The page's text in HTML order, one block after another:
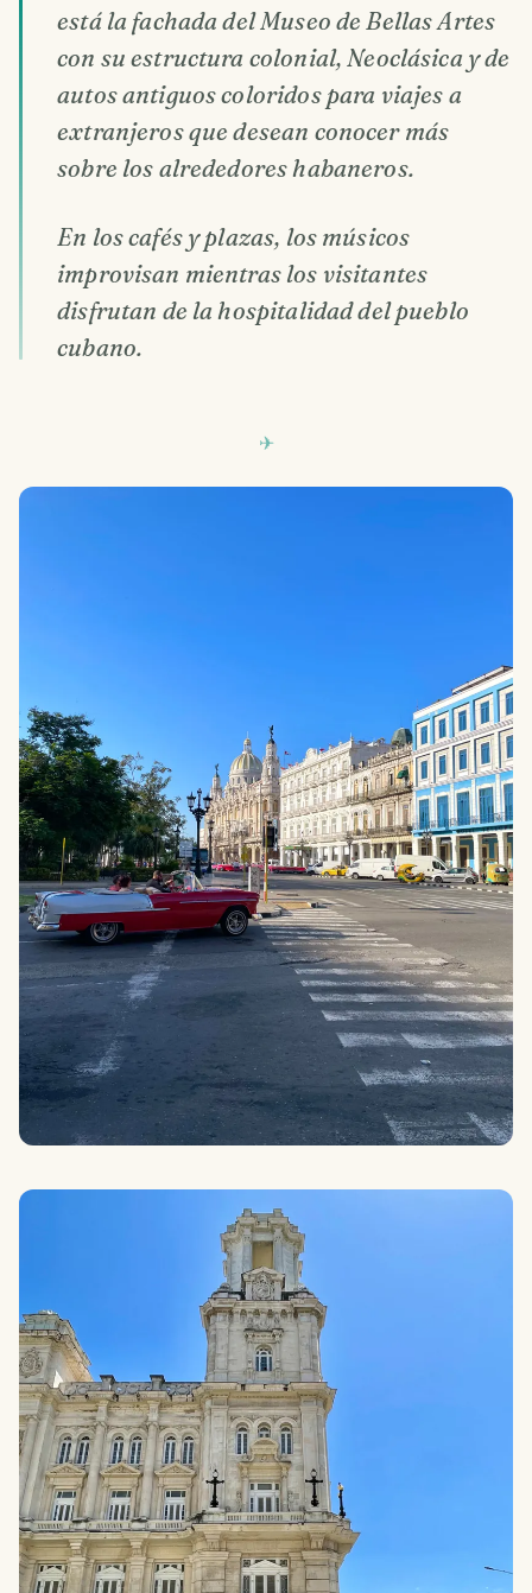
está la fachada del Museo de Bellas Artes
con su estructura colonial, Neoclásica y de
autos antiguos coloridos para viajes a
extranjeros que desean conocer más
sobre los alrededores habaneros.
En los cafés y plazas, los músicos
improvisan mientras los visitantes
disfrutan de la hospitalidad del pueblo
cubano.